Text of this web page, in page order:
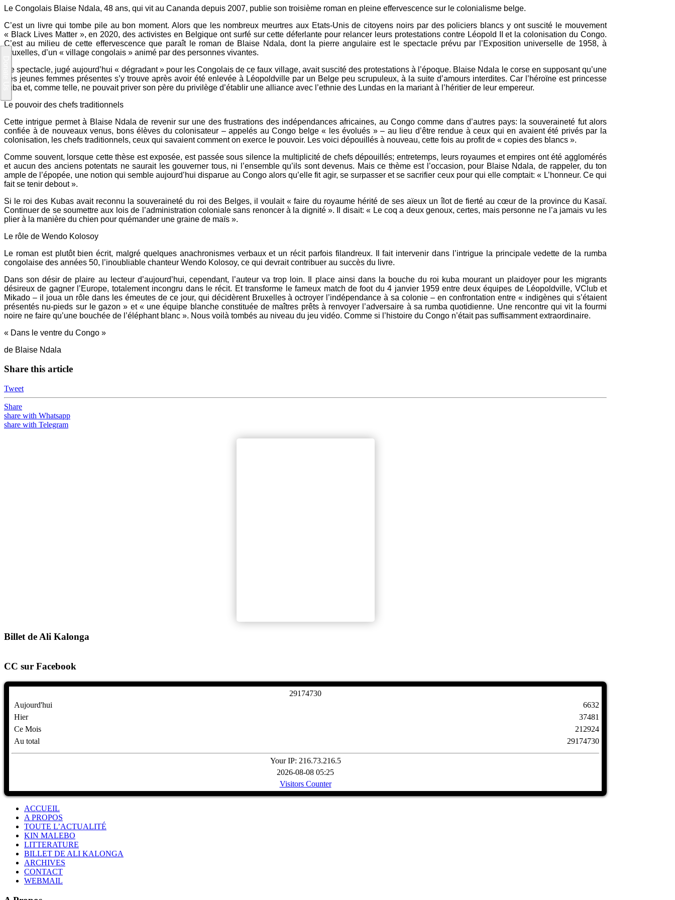
Le Congolais Blaise Ndala, 48 ans, qui vit au Cananda depuis 2007, publie son troisième roman en pleine effervescence sur le colonialisme belge.
C’est un livre qui tombe pile au bon moment. Alors que les nombreux meurtres aux Etats-Unis de citoyens noirs par des policiers blancs y ont suscité le mouvement
« Black Lives Matter », en 2020, des activistes en Belgique ont surfé sur cette déferlante pour relancer leurs protestations contre Léopold II et la colonisation du Congo.
C’est au milieu de cette effervescence que paraît le roman de Blaise Ndala, dont la pierre angulaire est le spectacle prévu par l’Exposition universelle de 1958, à
Bruxelles, d’un « village congolais » animé par des personnes vivantes.
Ce spectacle, jugé aujourd’hui « dégradant » pour les Congolais de ce faux village, avait suscité des protestations à l’époque. Blaise Ndala le corse en supposant qu’une
des jeunes femmes présentes s’y trouve après avoir été enlevée à Léopoldville par un Belge peu scrupuleux, à la suite d’amours interdites. Car l’héroïne est princesse
kuba et, comme telle, ne pouvait priver son père du privilège d’établir une alliance avec l’ethnie des Lundas en la mariant à l’héritier de leur empereur.
Le pouvoir des chefs traditionnels
Cette intrigue permet à Blaise Ndala de revenir sur une des frustrations des indépendances africaines, au Congo comme dans d’autres pays: la souveraineté fut alors
confiée à de nouveaux venus, bons élèves du colonisateur – appelés au Congo belge « les évolués » – au lieu d’être rendue à ceux qui en avaient été privés par la
colonisation, les chefs traditionnels, ceux qui savaient comment on exerce le pouvoir. Les voici dépouillés à nouveau, cette fois au profit de « copies des blancs ».
Comme souvent, lorsque cette thèse est exposée, est passée sous silence la multiplicité de chefs dépouillés; entretemps, leurs royaumes et empires ont été agglomérés
et aucun des anciens potentats ne saurait les gouverner tous, ni l’ensemble qu’ils sont devenus. Mais ce thème est l’occasion, pour Blaise Ndala, de rappeler, du ton
ample de l’épopée, une notion qui semble aujourd’hui disparue au Congo alors qu’elle fit agir, se surpasser et se sacrifier ceux pour qui elle comptait: « L’honneur. Ce qui
fait se tenir debout ».
Si le roi des Kubas avait reconnu la souveraineté du roi des Belges, il voulait « faire du royaume hérité de ses aïeux un îlot de fierté au cœur de la province du Kasaï.
Continuer de se soumettre aux lois de l’administration coloniale sans renoncer à la dignité ». Il disait: « Le coq a deux genoux, certes, mais personne ne l’a jamais vu les
plier à la manière du chien pour quémander une graine de maïs ».
Le rôle de Wendo Kolosoy
Le roman est plutôt bien écrit, malgré quelques anachronismes verbaux et un récit parfois filandreux. Il fait intervenir dans l’intrigue la principale vedette de la rumba
congolaise des années 50, l’inoubliable chanteur Wendo Kolosoy, ce qui devrait contribuer au succès du livre.
Dans son désir de plaire au lecteur d’aujourd’hui, cependant, l’auteur va trop loin. Il place ainsi dans la bouche du roi kuba mourant un plaidoyer pour les migrants
désireux de gagner l’Europe, totalement incongru dans le récit. Et transforme le fameux match de foot du 4 janvier 1959 entre deux équipes de Léopoldville, VClub et
Mikado – il joua un rôle dans les émeutes de ce jour, qui décidèrent Bruxelles à octroyer l’indépendance à sa colonie – en confrontation entre « indigènes qui s’étaient
présentés nu-pieds sur le gazon » et « une équipe blanche constituée de maîtres prêts à renvoyer l’adversaire à sa rumba quotidienne. Une rencontre qui vit la fourmi
noire ne faire qu’une bouchée de l’éléphant blanc ». Nous voilà tombés au niveau du jeu vidéo. Comme si l’histoire du Congo n’était pas suffisamment extraordinaire.
« Dans le ventre du Congo »
de Blaise Ndala
Share this article
Tweet
Share
share with Whatsapp
share with Telegram
Billet de Ali Kalonga
CC sur Facebook
291 74730
Aujourd'hui
Hier
Ce Mois
Au total
6632
37481
212924
29174730
Your IP: 216.73.216.5
2026-08-08 05:25
Visitors Counter
ACCUEIL
A PROPOS
TOUTE L’ACTUALITÉ
KIN MALEBO
LITTERATURE
BILLET DE ALI KALONGA
ARCHIVES
CONTACT
WEBMAIL